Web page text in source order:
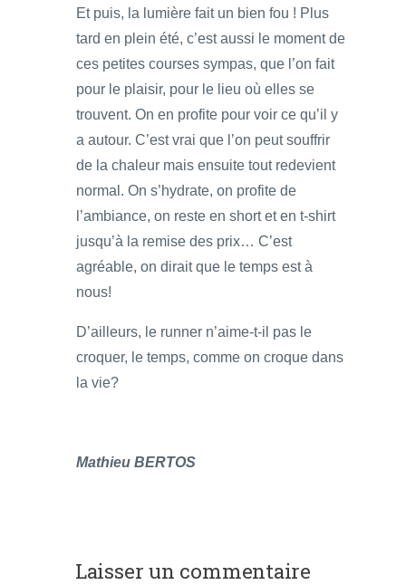
Et puis, la lumière fait un bien fou ! Plus
tard en plein été, c’est aussi le moment de
ces petites courses sympas, que l’on fait
pour le plaisir, pour le lieu où elles se
trouvent. On en profite pour voir ce qu’il y
a autour. C’est vrai que l’on peut souffrir
de la chaleur mais ensuite tout redevient
normal. On s’hydrate, on profite de
l’ambiance, on reste en short et en t-shirt
jusqu’à la remise des prix… C’est
agréable, on dirait que le temps est à
nous!
D’ailleurs, le runner n’aime-t-il pas le
croquer, le temps, comme on croque dans
la vie?
Mathieu BERTOS
Laisser un commentaire